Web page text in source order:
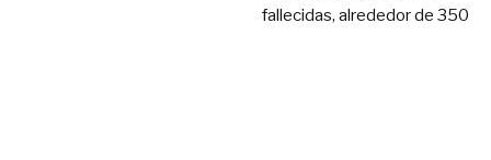
fallecidas, alrededor de 350